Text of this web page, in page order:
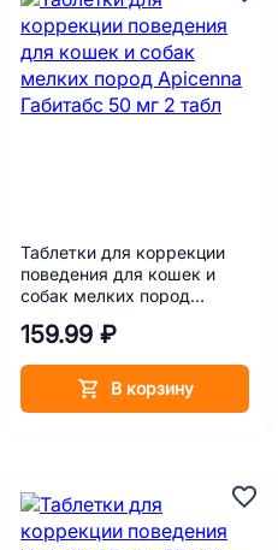
Таблетки для коррекции
поведения для кошек и
собак мелких пород
табл
159.99 ₽
В корзину